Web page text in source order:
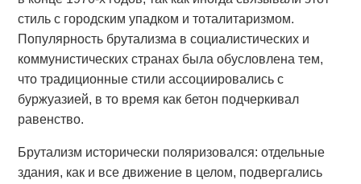
стиль с городским упадком и тоталитаризмом.
Популярность брутализма в социалистических и
коммунистических странах была обусловлена ​​тем,
что традиционные стили ассоциировались с
буржуазией, в то время как бетон подчеркивал
равенство.
Брутализм исторически поляризовался: отдельные
здания, как и все движение в целом, подвергались